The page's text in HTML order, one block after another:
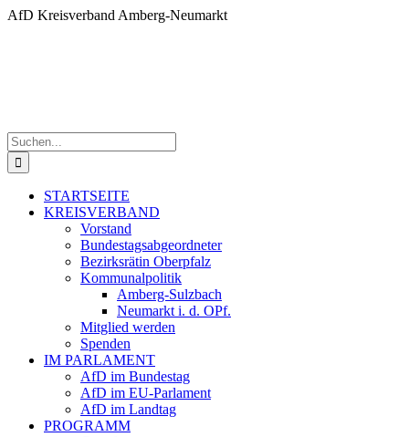
Skip
AfD Kreisverband Amberg-Neumarkt
Suche
nach:
STARTSEITE
KREISVERBAND
Vorstand
Bundestagsabgeordneter
Bezirksrätin Oberpfalz
Kommunalpolitik
Amberg-Sulzbach
Neumarkt i. d. OPf.
Mitglied werden
Spenden
IM PARLAMENT
AfD im Bundestag
AfD im EU-Parlament
AfD im Landtag
PROGRAMM